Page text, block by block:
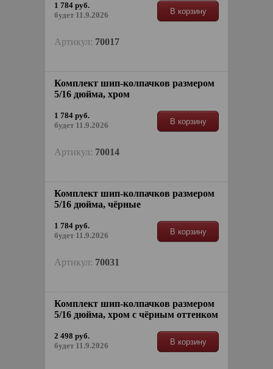
1 784 руб.
будет 11.9.2026
В корзину
Артикул: 70017
Комплект шип-колпачков размером
5/16 дюйма, хром
1 784 руб.
будет 11.9.2026
В корзину
Артикул: 70014
Комплект шип-колпачков размером
5/16 дюйма, чёрные
1 784 руб.
будет 11.9.2026
В корзину
Артикул: 70031
Комплект шип-колпачков размером
5/16 дюйма, хром с чёрным оттенком
2 498 руб.
будет 11.9.2026
В корзину